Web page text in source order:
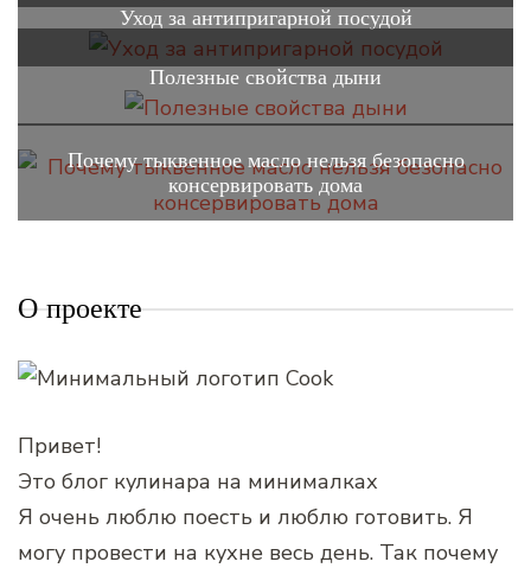
Уход за антипригарной посудой
Полезные свойства дыни
Почему тыквенное масло нельзя безопасно
консервировать дома
О проекте
Привет!
Это блог кулинара на минималках
Я очень люблю поесть и люблю готовить. Я
могу провести на кухне весь день. Так почему